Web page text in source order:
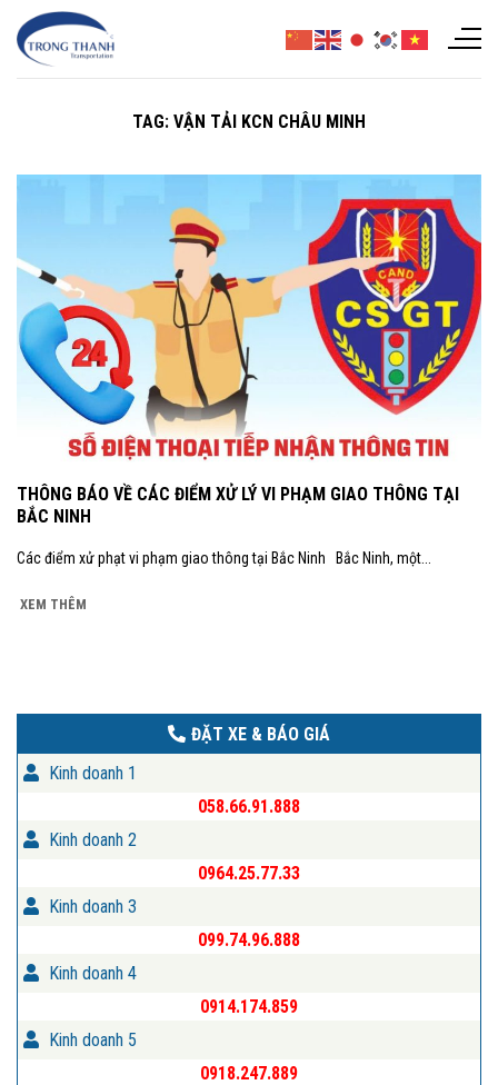
Chuyển
đến
TAG: VẬN TẢI KCN CHÂU MINH
THÔNG BÁO VỀ CÁC ĐIỂM XỬ LÝ VI PHẠM GIAO THÔNG TẠI
BẮC NINH
Các điểm xử phạt vi phạm giao thông tại Bắc Ninh Bắc Ninh, một...
XEM THÊM
ĐẶT XE & BÁO GIÁ
Kinh doanh 1
058.66.91.888
Kinh doanh 2
0964.25.77.33
Kinh doanh 3
099.74.96.888
Kinh doanh 4
0914.174.859
Kinh doanh 5
0918.247.889